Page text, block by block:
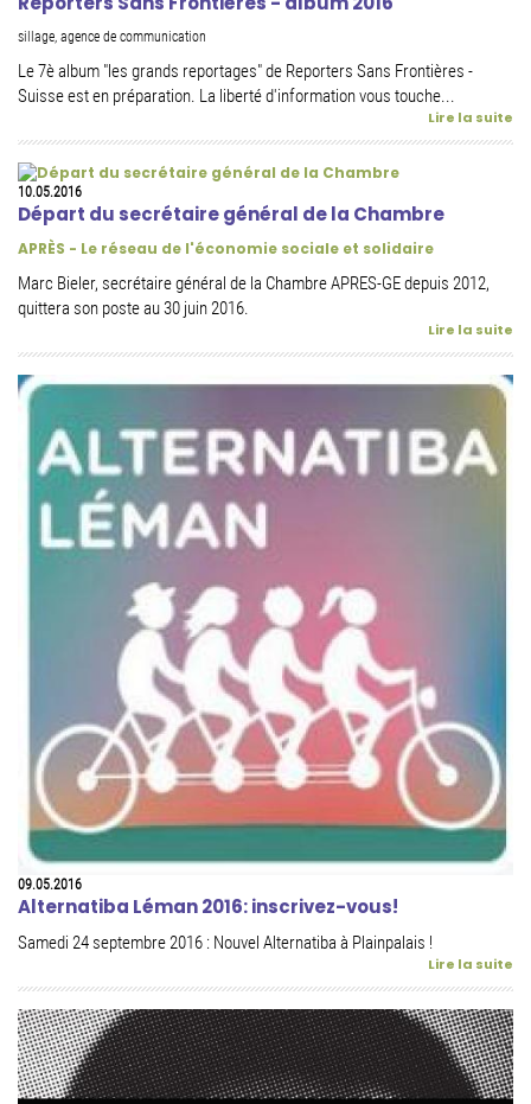
sillage, agence de communication
Le 7è album "les grands reportages" de Reporters Sans Frontières -
Suisse est en préparation. La liberté d'information vous touche...
Lire la suite
10.05.2016
Départ du secrétaire général de la Chambre
APRÈS - Le réseau de l'économie sociale et solidaire
Marc Bieler, secrétaire général de la Chambre APRES-GE depuis 2012,
quittera son poste au 30 juin 2016.
Lire la suite
09.05.2016
Alternatiba Léman 2016: inscrivez-vous!
Samedi 24 septembre 2016 : Nouvel Alternatiba à Plainpalais !
Lire la suite